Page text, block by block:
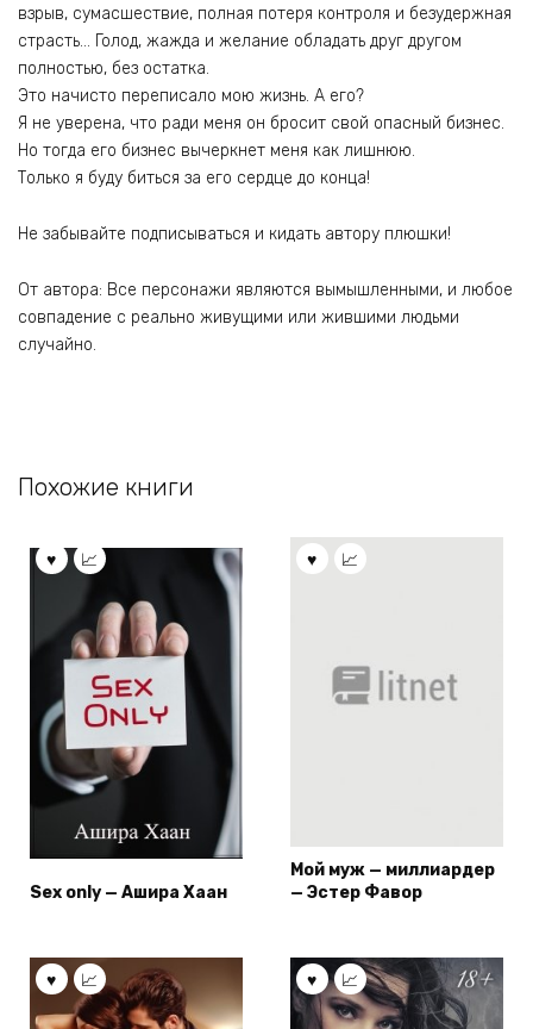
взрыв, сумасшествие, полная потеря контроля и безудержная
страсть… Голод, жажда и желание обладать друг другом
полностью, без остатка.
Это начисто переписало мою жизнь. А его?
Я не уверена, что ради меня он бросит свой опасный бизнес.
Но тогда его бизнес вычеркнет меня как лишнюю.
Только я буду биться за его сердце до конца!
Не забывайте подписываться и кидать автору плюшки!
От автора: Все персонажи являются вымышленными, и любое
совпадение с реально живущими или жившими людьми
случайно.
Похожие книги
Sex only — Ашира Хаан
Мой муж — миллиардер
— Эстер Фавор